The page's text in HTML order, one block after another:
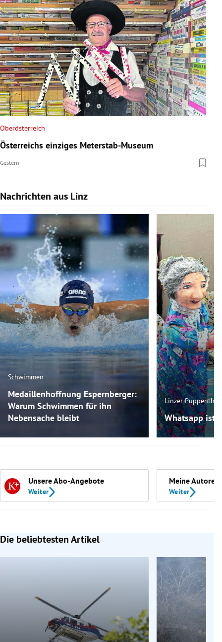
Oberösterreich
Österreichs einziges Meterstab-Museum
Gestern
Nachrichten aus Linz
Slide 1 von 9
Schwimmen
Medaillenhoffnung Espernberger:
Warum Schwimmen für ihn
Nebensache bleibt
Linzer
Whatsapp ist
Unsere Abo-Angebote
Weiter
Meine Autoren
Weiter
Die beliebtesten Artikel
Slide 1 von 7